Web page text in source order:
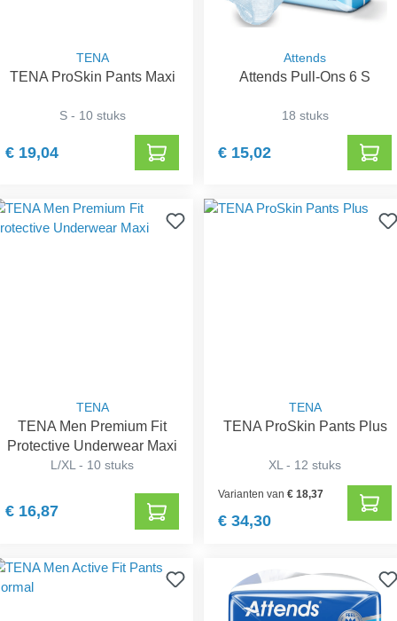
TENA
TENA ProSkin Pants Maxi
S - 10 stuks
€ 19,04
Attends
Attends Pull-Ons 6 S
18 stuks
€ 15,02
TENA
TENA Men Premium Fit
Protective Underwear Maxi
L/XL - 10 stuks
€ 16,87
TENA
TENA ProSkin Pants Plus
XL - 12 stuks
Varianten van€ 18,37
€ 34,30